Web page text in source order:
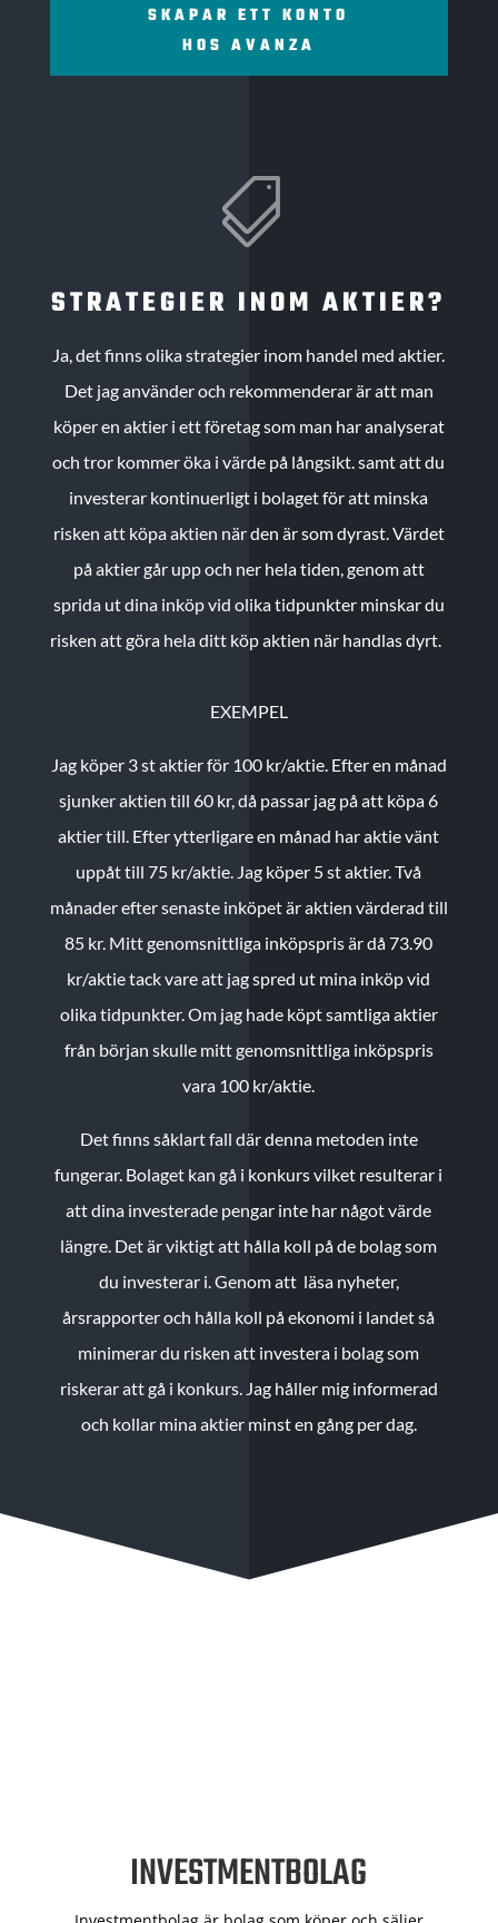
SKAPAR ETT KONTO
HOS AVANZA

STRATEGIER INOM AKTIER?
Ja, det finns olika strategier inom handel med aktier.
Det jag använder och rekommenderar är att man
köper en aktier i ett företag som man har analyserat
och tror kommer öka i värde på långsikt. samt att du
investerar kontinuerligt i bolaget för att minska
risken att köpa aktien när den är som dyrast. Värdet
på aktier går upp och ner hela tiden, genom att
sprida ut dina inköp vid olika tidpunkter minskar du
risken att göra hela ditt köp aktien när handlas dyrt.
EXEMPEL
Jag köper 3 st aktier för 100 kr/aktie. Efter en månad
sjunker aktien till 60 kr, då passar jag på att köpa 6
aktier till. Efter ytterligare en månad har aktie vänt
uppåt till 75 kr/aktie. Jag köper 5 st aktier.Två
månader efter senaste inköpet är aktien värderad till
85 kr. Mitt genomsnittliga inköpspris är då 73.90
kr/aktie tack vare att jag spred ut mina inköp vid
olika tidpunkter. Om jag hade köpt samtliga aktier
från början skulle mitt genomsnittliga inköpspris
vara 100 kr/aktie.
Det finns såklart fall där denna metoden inte
fungerar. Bolaget kan gå i konkurs vilket resulterar i
att dina investerade pengar inte har något värde
längre. Det är viktigt att hålla koll på de bolag som
du investerar i. Genom att läsa nyheter,
årsrapporter och hålla koll på ekonomi i landet så
minimerar du risken att investera i bolag som
riskerar att gå i konkurs. Jag håller mig informerad
och kollar mina aktier minst en gång per dag.
INVESTMENTBOLAG